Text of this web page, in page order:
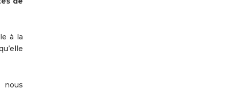
à la
nous